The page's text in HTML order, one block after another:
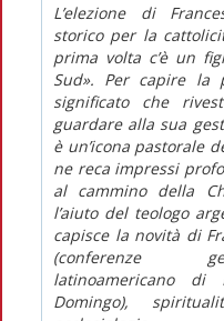
L’elezione di
storico per la
prima volta c’è un
Sud». Per capire
significato che
guardare alla sua
è un’icona pastorale
ne reca impressi
al cammino della
l’aiuto del teologo
capisce la novità di
(conferenze
latinoamericano di
Domingo),